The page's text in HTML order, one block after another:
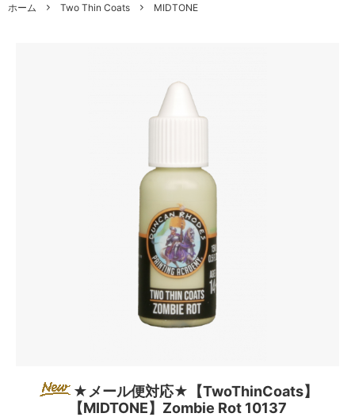
ホーム Two Thin Coats MIDTONE
★メール便対応★【TwoThinCoats】
【MIDTONE】Zombie Rot 10137